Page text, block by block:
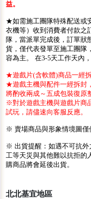
益。
★如需施工團隊特殊配送或
衣機等）收到消費者付款之
隊，當派單完成後，訂單狀
貨，僅代表發單至施工團隊
容為主。 在3-5天工作天內
★遊戲片(含軟體)商品一經
★遊戲主機與配件一經拆封
將酌收兩成～五成包裝復原
※對於遊戲主機與遊戲片商
試玩，請儘速向客服反應。
※ 賣場商品與形象情境圖僅
※ 出貨提醒：如遇不可抗外
工等天災與其他難以抗拒的
購商品將會延後出貨。
北北基宜地區